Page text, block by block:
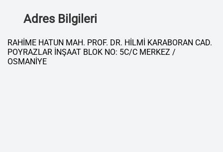
Adres Bilgileri
RAHİME HATUN MAH. PROF. DR. HİLMİ KARABORAN CAD.
POYRAZLAR İNŞAAT BLOK NO: 5C/C MERKEZ /
OSMANİYE